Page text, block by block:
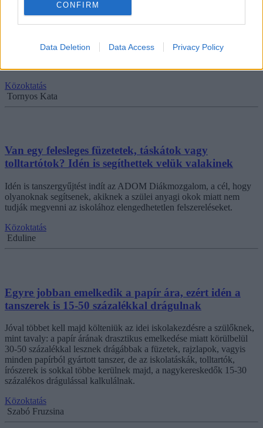
CONFIRM
Data Deletion Data Access Privacy Policy
Több mint ezer gyereknek gyűjt tanszert a Magyar
Református Szeretetszolgálat
Idén is meghirdeti nyári tanszergyűjtését a Magyar Református
Szeretetszolgálat, hogy iskolatáskával és írószerekkel segíthesse a
Közoktatás
Tornyos Kata
Van egy felesleges füzetetek, táskátok vagy
tolltartótok? Idén is segíthettek velük valakinek
Idén is tanszergyűjtést indít az ADOM Diákmozgalom, a cél, hogy
olyanoknak segítsenek, akiknek a szülei anyagi okok miatt nem
tudják megvenni az iskolához elengedhetetlen felszereléseket.
Közoktatás
Eduline
Egyre jobban emelkedik a papír ára, ezért idén a
tanszerek is 15-50 százalékkal drágulnak
Jóval többet kell majd költeniük az idei iskolakezdésre a szülőknek,
mint tavaly: a papír árának drasztikus emelkedése miatt körülbelül
30-50 százalékkal lesznek drágábbak a füzetek, rajzlapok, vagyis
minden papírból gyártott tanszer, de az iskolatáskák, tolltartók,
írószerek is sokkal többe kerülnek majd, a nagykereskedők 15-30
százalékos drágulással kalkulálnak.
Közoktatás
Szabó Fruzsina